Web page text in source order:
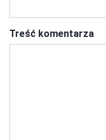
Treść komentarza